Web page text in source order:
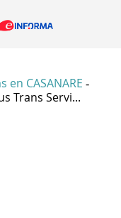
en CASANARE -
Trans Servi...